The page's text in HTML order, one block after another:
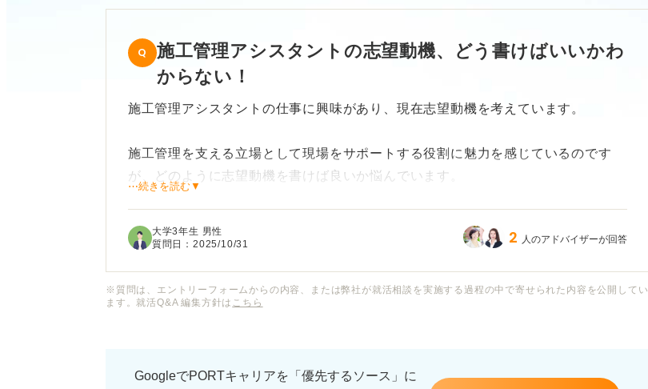
施工管理アシスタントの志望動機、どう書けばいいかわ
からない！
施工管理アシスタントの仕事に興味があり、現在志望動機を考えています。
施工管理を支える立場として現場をサポートする役割に魅力を感じているのです
が、どのように志望動機を書けば良いか悩んでいます。
に熱意と適性が伝わるでしょうか？ アピールのポイントや書き方のコツがあれば
⋯続きを読む▼
大学3年生 男性
質問日：2025/10/31 2 人のアドバイザーが回答
※質問は、エントリーフォームからの内容、または弊社が就活相談を実施する過程の中で寄せられた内容を公開してい
ます。就活Q&A 編集方針は こちら
GoogleでPORTキャリアを「優先するソース」に